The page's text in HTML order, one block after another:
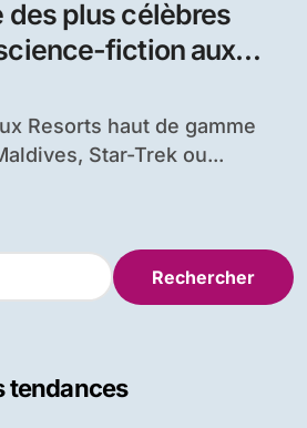
des plus célèbres
fiction aux
Star-Trek ou...
tendances